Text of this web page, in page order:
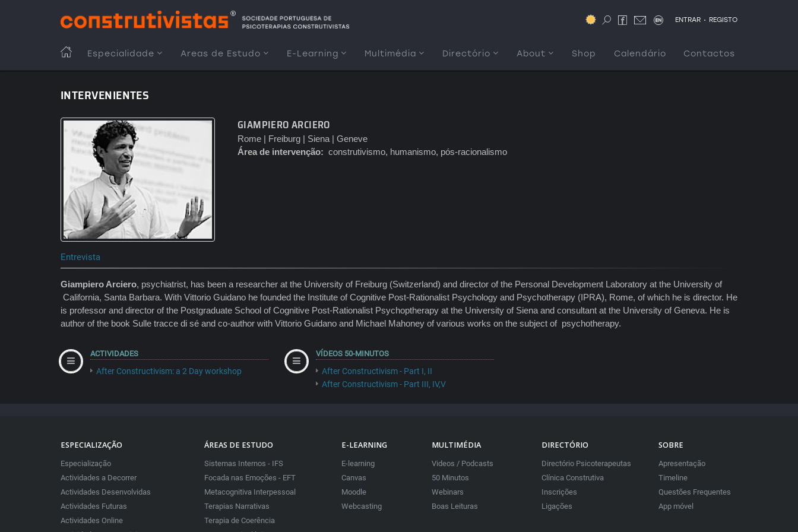
ENTRAR . REGISTO
MAIN
NAVIGATION
Especialidade Areas de Estudo E-Learning Multimédia Directório About Shop Calendário Contactos
INTERVENIENTES
GIAMPIERO ARCIERO
Rome | Freiburg | Siena | Geneve
Área de intervenção
construtivismo, humanismo, pós-racionalismo
Entrevista
Giampiero Arciero, psychiatrist, has been a researcher at the University of Freiburg (Switzerland) and director of the Personal Development Laboratory at the University of
California, Santa Barbara. With Vittorio Guidano he founded the Institute of Cognitive Post-Rationalist Psychology and Psychotherapy (IPRA), Rome, of which he is director. He
is professor and director of the Postgraduate School of Cognitive Post-Rationalist Psychoptherapy at the University of Siena and consultant at the University of Geneva. He is
author of the book Sulle tracce di sé and co-author with Vittorio Guidano and Michael Mahoney of various works on the subject of psychotherapy.
ACTIVIDADES
After Constructivism: a 2 Day workshop
VÍDEOS 50-MINUTOS
After Constructivism - Part I, II
After Constructivism - Part III, IV,V
ESPECIALIZAÇÃO
Especialização
Actividades a Decorrer
Actividades Desenvolvidas
Actividades Futuras
Actividades Online
ÁREAS DE ESTUDO
Sistemas Internos - IFS
Focada nas Emoções - EFT
Metacognitiva Interpessoal
Terapias Narrativas
Terapia de Coerência
E-LEARNING
E-learning
Canvas
Moodle
Webcasting
MULTIMÉDIA
Videos / Podcasts
50 Minutos
Webinars
Boas Leituras
DIRECTÓRIO
Directório Psicoterapeutas
Clínica Construtiva
Inscrições
Ligações
SOBRE
Apresentação
Timeline
Questões Frequentes
App móvel